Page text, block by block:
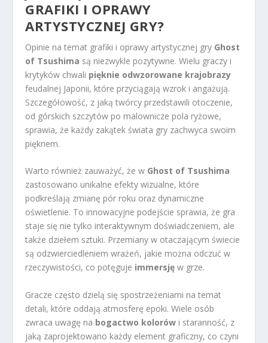
GRAFIKI I OPRAWY
ARTYSTYCZNEJ GRY?
Opinie na temat grafiki i oprawy artystycznej gry Ghost
of Tsushima są niezwykle pozytywne. Wielu graczy i
krytyków chwali pięknie odwzorowane krajobrazy
feudalnej Japonii, które przyciągają wzrok i angażują.
Szczegółowość, z jaką twórcy przedstawili otoczenie,
od górskich szczytów po malownicze pola ryżowe,
sprawia, że każdy zakątek świata gry zachwyca swoim
pięknem.
Warto również zauważyć, że w Ghost of Tsushima
zastosowano unikalne efekty wizualne, które
podkreślają zmianę pór roku oraz dynamiczne
oświetlenie. To innowacyjne podejście sprawia, że gra
staje się nie tylko interaktywnym doświadczeniem, ale
także dziełem sztuki. Przemiany w otaczającym świecie
są odzwierciedleniem wrażeń, jakie można odczuć w
rzeczywistości, co potęguje immersję w grze.
Gracze często dzielą się spostrzeżeniami na temat
detali, które oddają atmosferę epoki. Wiele osób
zwraca uwagę na bogactwo kolorów i staranność, z
jaką zaprojektowano każdy element graficzny, co czyni